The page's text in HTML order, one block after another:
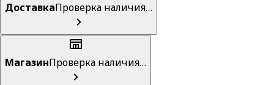
ДоставкаПроверка наличия…
МагазинПроверка наличия…